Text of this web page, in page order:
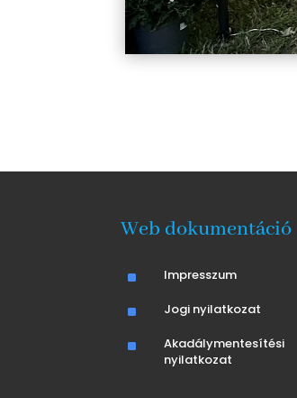
Web dokumentáció
^ Impresszum
^ Jogi nyilatkozat
^
Akadálymentesítési
nyilatkozat